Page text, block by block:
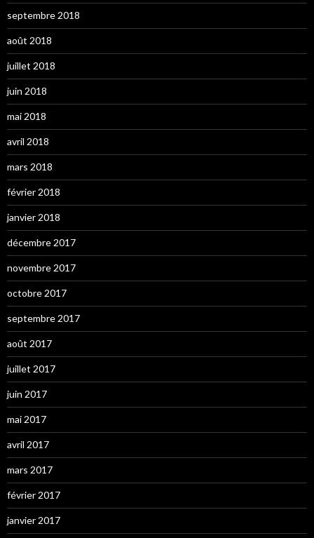
septembre 2018
août 2018
juillet 2018
juin 2018
mai 2018
avril 2018
mars 2018
février 2018
janvier 2018
décembre 2017
novembre 2017
octobre 2017
septembre 2017
août 2017
juillet 2017
juin 2017
mai 2017
avril 2017
mars 2017
février 2017
janvier 2017